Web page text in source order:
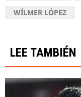
WÍLMER LÓPEZ
LEE TAMBIÉN